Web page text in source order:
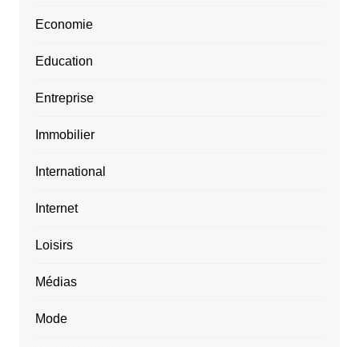
Economie
Education
Entreprise
Immobilier
International
Internet
Loisirs
Médias
Mode